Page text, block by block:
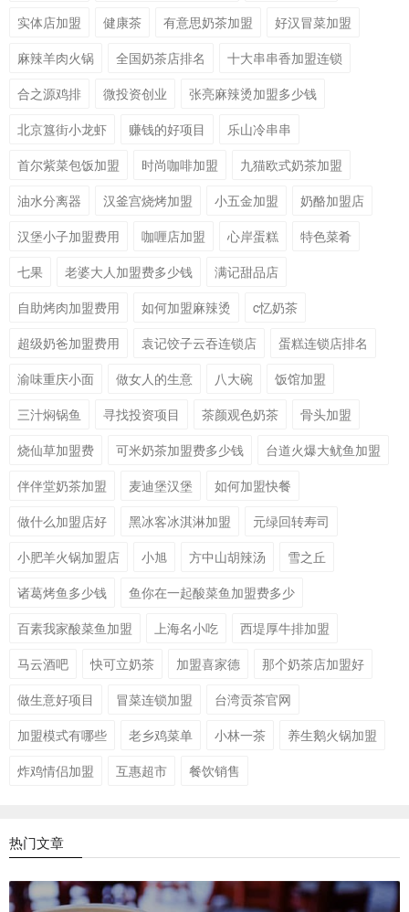
实体店加盟
健康茶 有意思奶茶加盟
好汉冒菜加盟
麻辣羊肉火锅
全国奶茶店排名
十大串串香加盟连锁
合之源鸡排
微投资创业
张亮麻辣烫加盟多少钱
北京簋街小龙虾
赚钱的好项目
乐山冷串串
首尔紫菜包饭加盟
时尚咖啡加盟
九猫欧式奶茶加盟
油水分离器
汉釜宫烧烤加盟 小五金加盟
奶酪加盟店
汉堡小子加盟费用
咖喱店加盟 心岸蛋糕
特色菜肴
七果
老婆大人加盟费多少钱
满记甜品店
自助烤肉加盟费用
如何加盟麻辣烫
c忆奶茶
超级奶爸加盟费用
袁记饺子云吞连锁店
蛋糕连锁店排名
渝味重庆小面
做女人的生意 八大碗
饭馆加盟
三汁焖锅鱼
寻找投资项目 茶颜观色奶茶
骨头加盟
烧仙草加盟费
可米奶茶加盟费多少钱
台道火爆大鱿鱼加盟
伴伴堂奶茶加盟
麦迪堡汉堡
如何加盟快餐
做什么加盟店好
黑冰客冰淇淋加盟
元绿回转寿司
小肥羊火锅加盟店
小旭 方中山胡辣汤
雪之丘
诸葛烤鱼多少钱
鱼你在一起酸菜鱼加盟费多少
百素我家酸菜鱼加盟
上海名小吃
西堤厚牛排加盟
马云酒吧
快可立奶茶 加盟喜家德
那个奶茶店加盟好
做生意好项目
冒菜连锁加盟
台湾贡茶官网
加盟模式有哪些
老乡鸡菜单 小林一茶
养生鹅火锅加盟
炸鸡情侣加盟
互惠超市 餐饮销售
热门文章